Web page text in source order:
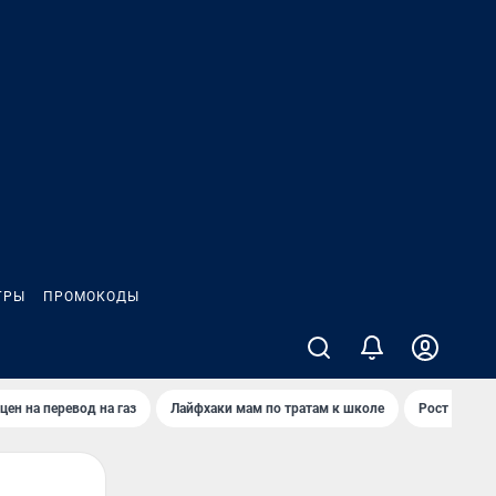
ПРОМОКОДЫ
на перевод на газ Лайфхаки мам по тратам к школе Рост цен на